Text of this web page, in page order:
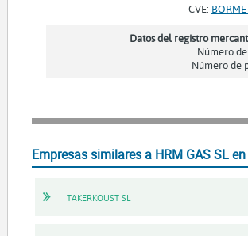
CVE:
Datos del registro
Número
Número de
Empresas similares a HRM GAS SL
TAKERKOUST SL